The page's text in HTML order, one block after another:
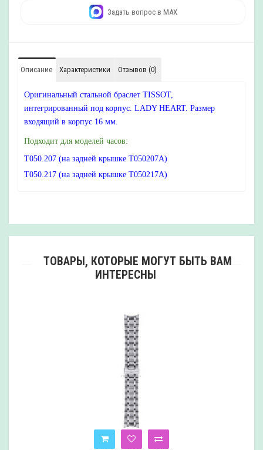
Задать вопрос в MAX
Описание Характеристики Отзывов (0)
Оригинальный стальной браслет TISSOT,
интегрированный под корпус. LADY HEART. Размер
входящий в корпус 16 мм.
Подходит для моделей часов:
T050.207 (на задней крышке T050207A)
T050.217 (на задней крышке T050217A)
ТОВАРЫ, КОТОРЫЕ МОГУТ БЫТЬ ВАМ
ИНТЕРЕСНЫ